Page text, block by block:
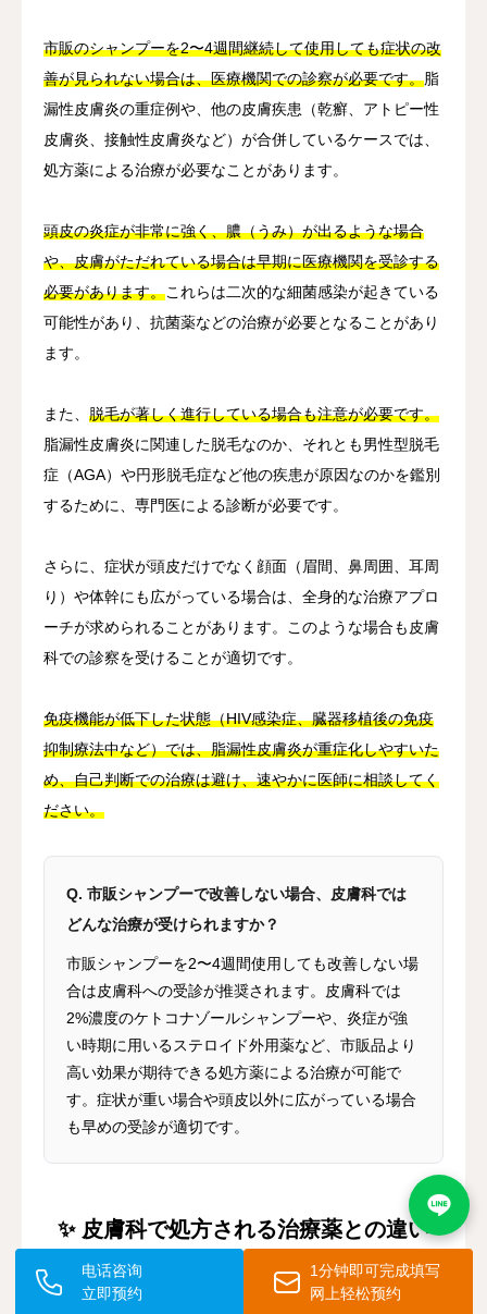
市販のシャンプーを2〜4週間継続して使用しても症状の改
善が見られない場合は、医療機関での診察が必要です。脂
漏性皮膚炎の重症例や、他の皮膚疾患（乾癬、アトピー性
皮膚炎、接触性皮膚炎など）が合併しているケースでは、
処方薬による治療が必要なことがあります。
頭皮の炎症が非常に強く、膿（うみ）が出るような場合
や、皮膚がただれている場合は早期に医療機関を受診する
必要があります。これらは二次的な細菌感染が起きている
可能性があり、抗菌薬などの治療が必要となることがあり
ます。
また、 脱毛が著しく進行している場合も注意が必要です。
脂漏性皮膚炎に関連した脱毛なのか、それとも男性型脱毛
症（AGA）や円形脱毛症など他の疾患が原因なのかを鑑別
するために、専門医による診断が必要です。
さらに、症状が頭皮だけでなく顔面（眉間、鼻周囲、耳周
り）や体幹にも広がっている場合は、全身的な治療アプロ
ーチが求められることがあります。このような場合も皮膚
科での診察を受けることが適切です。
免疫機能が低下した状態（HIV感染症、臓器移植後の免疫
抑制療法中など）では、脂漏性皮膚炎が重症化しやすいた
め、自己判断での治療は避け、速やかに医師に相談してく
ださい。
Q. 市販シャンプーで改善しない場合、皮膚科では
どんな治療が受けられますか？
市販シャンプーを2〜4週間使用しても改善しない場
合は皮膚科への受診が推奨されます。皮膚科では
2%濃度のケトコナゾールシャンプーや、炎症が強
い時期に用いるステロイド外用薬など、市販品より
高い効果が期待できる処方薬による治療が可能で
す。症状が重い場合や頭皮以外に広がっている場合
も早めの受診が適切です。
✨ 皮膚科で処方される治療薬との違い
电话咨询
立即预约
1分钟即可完成填写
网上轻松预约